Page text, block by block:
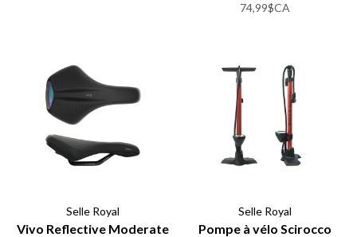
74,99$CA
Selle Royal
Vivo Reflective Moderate
Selle Royal
Pompe à vélo Scirocco